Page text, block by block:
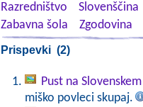
Razredništvo
Slovenščina
Zabavna šola
Zgodovina
Prispevki (2)
Pust na Slovenskem
miško povleci skupaj.